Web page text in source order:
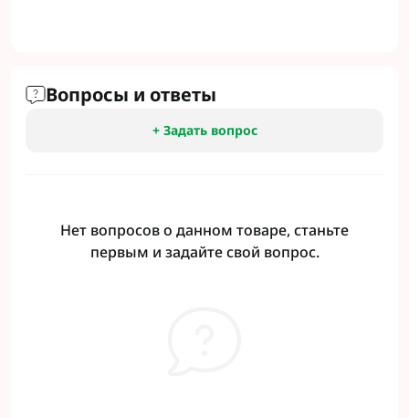
Вопросы и ответы
+ Задать вопрос
Нет вопросов о данном товаре, станьте
первым и задайте свой вопрос.